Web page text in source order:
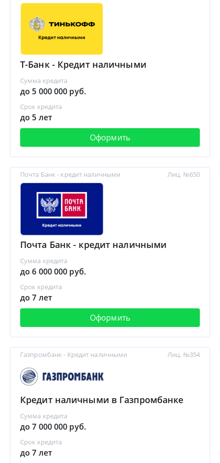
Т-Банк - Кредит наличными
Сумма кредита
до 5 000 000 руб.
Срок кредита
до 5 лет
Оформить
Почта Банк - кредит наличными
Почта Банк - кредит наличными
Сумма кредита
до 6 000 000 руб.
Срок кредита
до 7 лет
Оформить
Лиц. №650
Газпромбанк - Кредит наличными
Кредит наличными в Газпромбанке
Сумма кредита
до 7 000 000 руб.
Срок кредита
до 7 лет
Лиц. №354